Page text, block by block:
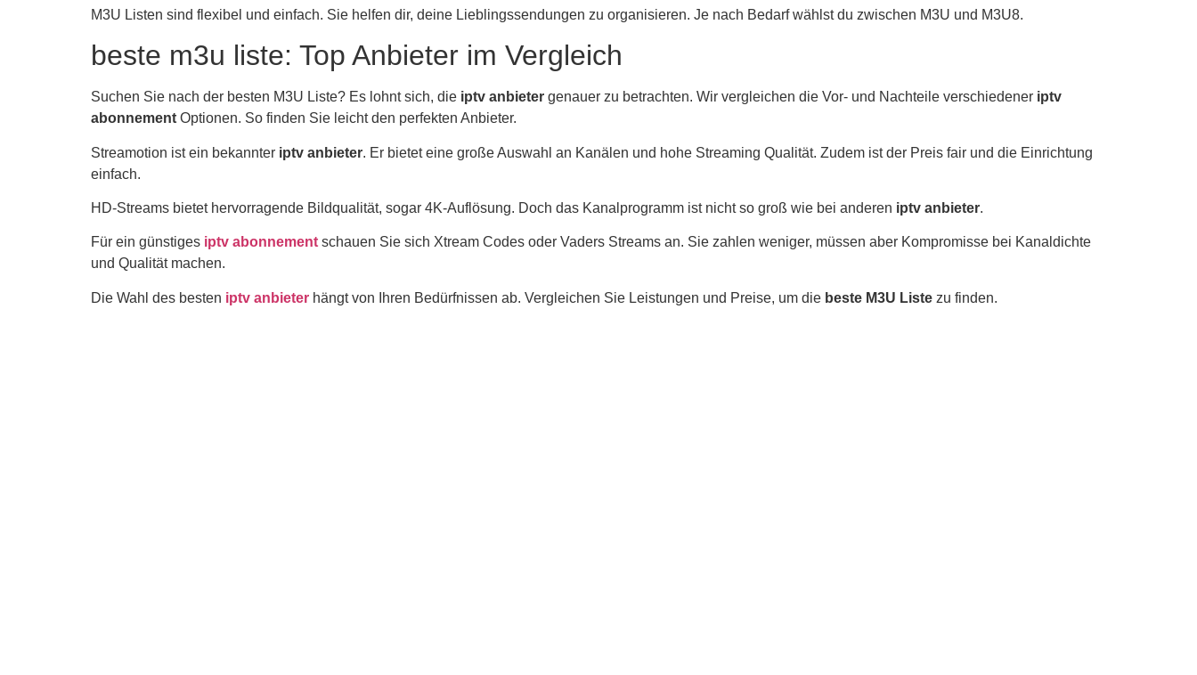
M3U Listen sind flexibel und einfach. Sie helfen dir, deine Lieblingssendungen zu organisieren. Je nach Bedarf wählst du zwischen M3U und M3U8.
beste m3u liste: Top Anbieter im Vergleich
Suchen Sie nach der besten M3U Liste? Es lohnt sich, die iptv anbieter genauer zu betrachten. Wir vergleichen die Vor- und Nachteile verschiedener iptv
abonnement Optionen. So finden Sie leicht den perfekten Anbieter.
Streamotion ist ein bekannter iptv anbieter. Er bietet eine große Auswahl an Kanälen und hohe Streaming Qualität. Zudem ist der Preis fair und die Einrichtung
einfach.
HD-Streams bietet hervorragende Bildqualität, sogar 4K-Auflösung. Doch das Kanalprogramm ist nicht so groß wie bei anderen iptv anbieter.
Für ein günstiges iptv abonnement schauen Sie sich Xtream Codes oder Vaders Streams an. Sie zahlen weniger, müssen aber Kompromisse bei Kanaldichte
und Qualität machen.
Die Wahl des besten iptv anbieter hängt von Ihren Bedürfnissen ab. Vergleichen Sie Leistungen und Preise, um die beste M3U Liste zu finden.